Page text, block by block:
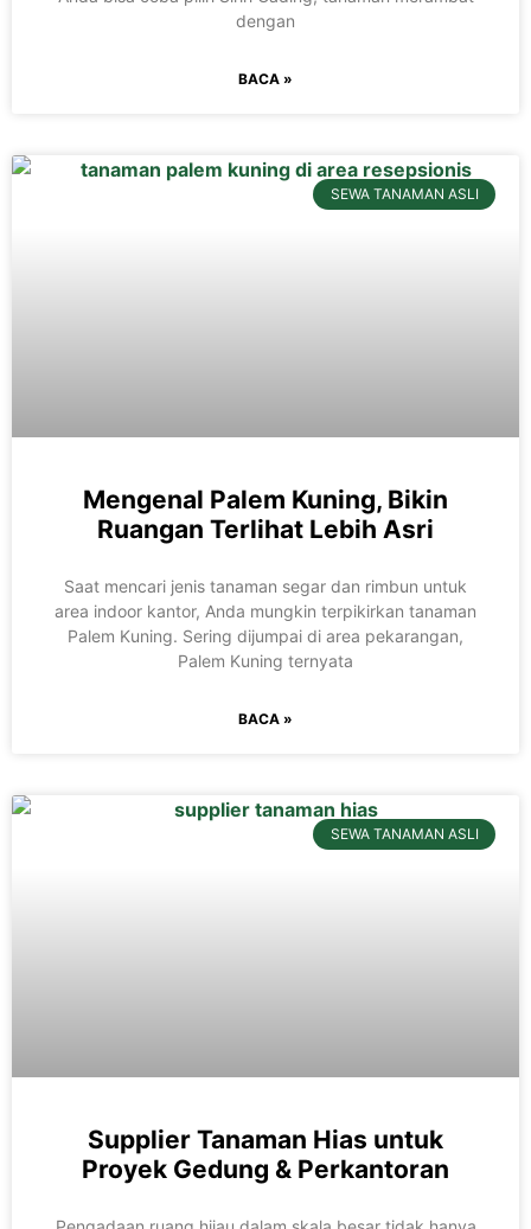
dengan
BACA »
SEWA TANAMAN ASLI
Mengenal Palem Kuning, Bikin
Ruangan Terlihat Lebih Asri
Saat mencari jenis tanaman segar dan rimbun untuk
area indoor kantor, Anda mungkin terpikirkan tanaman
Palem Kuning. Sering dijumpai di area pekarangan,
Palem Kuning ternyata
BACA »
SEWA TANAMAN ASLI
Supplier Tanaman Hias untuk
Proyek Gedung & Perkantoran